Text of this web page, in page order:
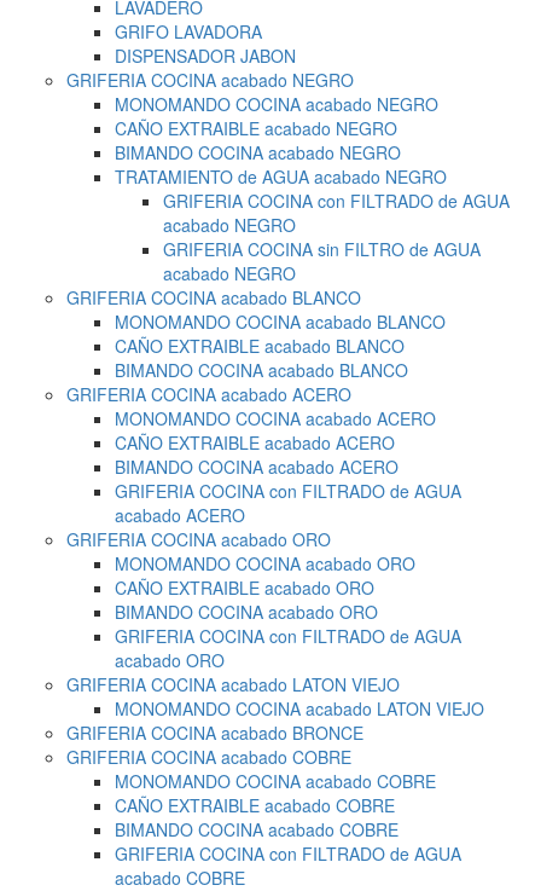
LAVADERO
GRIFO LAVADORA
DISPENSADOR JABON
GRIFERIA COCINA acabado NEGRO
MONOMANDO COCINA acabado NEGRO
CAÑO EXTRAIBLE acabado NEGRO
BIMANDO COCINA acabado NEGRO
TRATAMIENTO de AGUA acabado NEGRO
GRIFERIA COCINA con FILTRADO de AGUA
acabado NEGRO
GRIFERIA COCINA sin FILTRO de AGUA
acabado NEGRO
GRIFERIA COCINA acabado BLANCO
MONOMANDO COCINA acabado BLANCO
CAÑO EXTRAIBLE acabado BLANCO
BIMANDO COCINA acabado BLANCO
GRIFERIA COCINA acabado ACERO
MONOMANDO COCINA acabado ACERO
CAÑO EXTRAIBLE acabado ACERO
BIMANDO COCINA acabado ACERO
GRIFERIA COCINA con FILTRADO de AGUA
acabado ACERO
GRIFERIA COCINA acabado ORO
MONOMANDO COCINA acabado ORO
CAÑO EXTRAIBLE acabado ORO
BIMANDO COCINA acabado ORO
GRIFERIA COCINA con FILTRADO de AGUA
acabado ORO
GRIFERIA COCINA acabado LATON VIEJO
MONOMANDO COCINA acabado LATON VIEJO
GRIFERIA COCINA acabado BRONCE
GRIFERIA COCINA acabado COBRE
MONOMANDO COCINA acabado COBRE
CAÑO EXTRAIBLE acabado COBRE
BIMANDO COCINA acabado COBRE
GRIFERIA COCINA con FILTRADO de AGUA
acabado COBRE